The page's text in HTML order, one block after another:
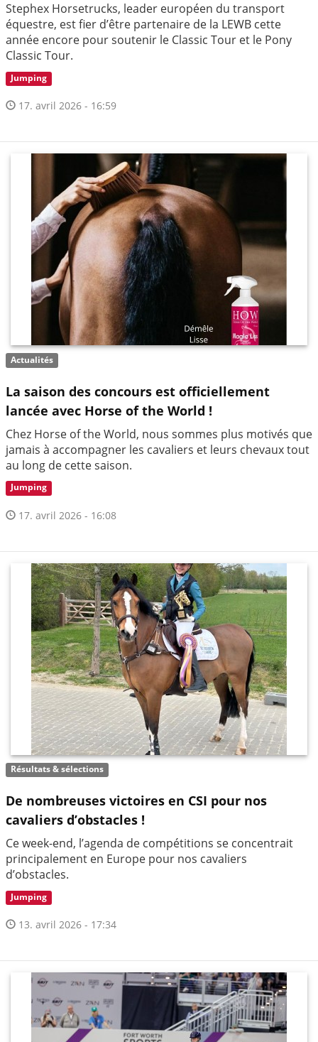
Stephex Horsetrucks, leader européen du transport
équestre, est fier d’être partenaire de la LEWB cette
année encore pour soutenir le Classic Tour et le Pony
Classic Tour.
Jumping
17. avril 2026 - 16:59
Actualités
La saison des concours est officiellement
lancée avec Horse of the World !
Chez Horse of the World, nous sommes plus motivés que
jamais à accompagner les cavaliers et leurs chevaux tout
au long de cette saison.
Jumping
17. avril 2026 - 16:08
Résultats & sélections
De nombreuses victoires en CSI pour nos
cavaliers d’obstacles !
Ce week-end, l’agenda de compétitions se concentrait
principalement en Europe pour nos cavaliers
d’obstacles.
Jumping
13. avril 2026 - 17:34